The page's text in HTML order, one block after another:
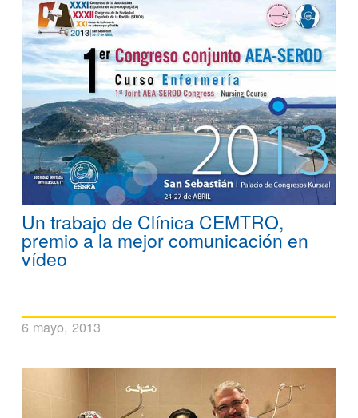
Un trabajo de Clínica CEMTRO,
premio a la mejor comunicación en
vídeo
6 mayo, 2013